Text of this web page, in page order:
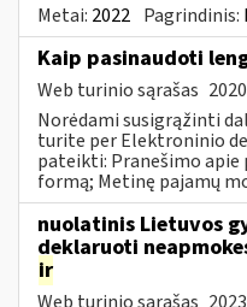
Metai: 2022 Pagrindinis:
Kaip pasinaudoti
Web turinio sąrašas
Norėdami susigrąžinti
turite per Elektroninio
pateikti: Pranešimo apie
formą; Metinę pajamų
nuolatinis Lietuvos
deklaruoti
ir
Web turinio sąrašas